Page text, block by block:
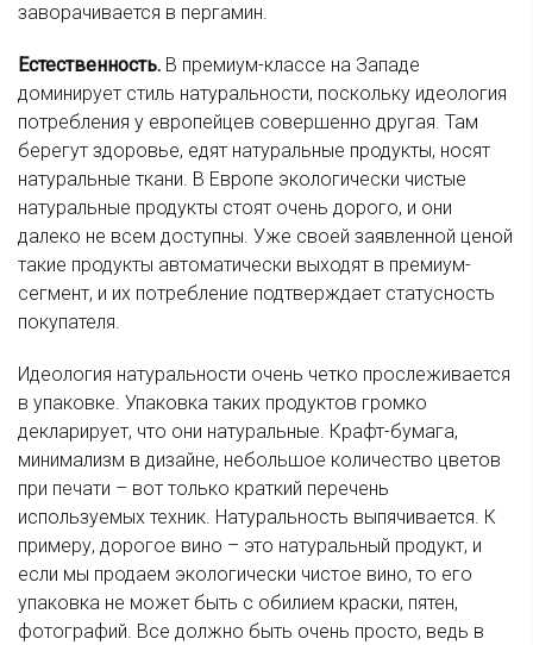
заворачивается в пергамин.
Естественность. В премиум-классе на Западе
доминирует стиль натуральности, поскольку идеология
потребления у европейцев совершенно другая. Там
берегут здоровье, едят натуральные продукты, носят
натуральные ткани. В Европе экологически чистые
натуральные продукты стоят очень дорого, и они
далеко не всем доступны. Уже своей заявленной ценой
такие продукты автоматически выходят в премиум-
сегмент, и их потребление подтверждает статусность
покупателя.
Идеология натуральности очень четко прослеживается
в упаковке. Упаковка таких продуктов громко
декларирует, что они натуральные. Крафт-бумага,
минимализм в дизайне, небольшое количество цветов
при печати – вот только краткий перечень
используемых техник. Натуральность выпячивается. К
примеру, дорогое вино – это натуральный продукт, и
если мы продаем экологически чистое вино, то его
упаковка не может быть с обилием краски, пятен,
фотографий. Все должно быть очень просто, ведь в